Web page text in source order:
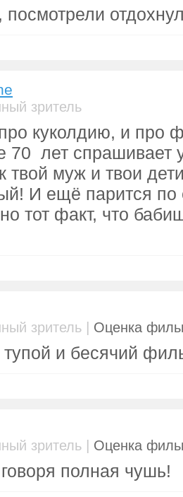
посмотрели
зритель
куколдию, и про
70 лет спрашивает
твой муж и твои
И ещё парится
тот факт, что
зритель | Оценка
и бесячий
зритель | Оценка
полная чушь!